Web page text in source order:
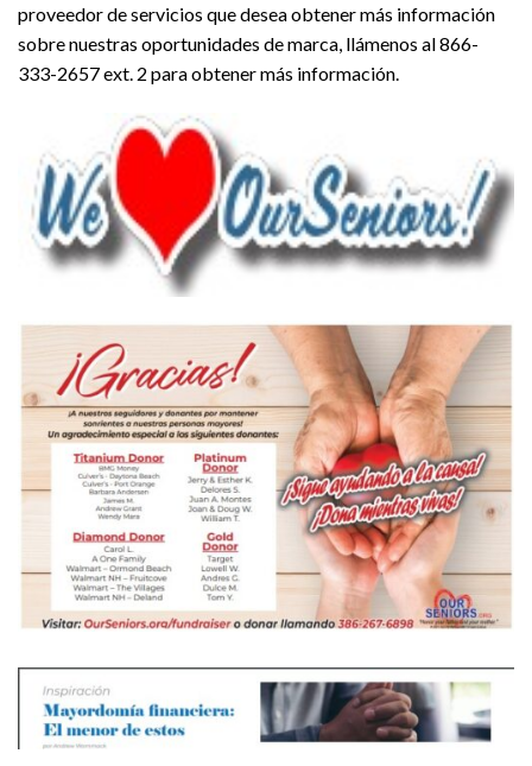
proveedor de servicios que desea obtener más información
sobre nuestras oportunidades de marca, llámenos al 866-
333-2657 ext. 2 para obtener más información.